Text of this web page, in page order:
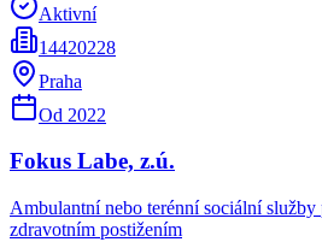
Aktivní
14420228
Praha
Od 2022
Fokus Labe, z.ú.
Ambulantní nebo terénní sociální služby
zdravotním postižením